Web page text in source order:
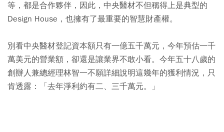
等，都是合作夥伴，因此，中央醫材不但稱得上是典型的
Design House，也擁有了最重要的智慧財產權。
別看中央醫材登記資本額只有一億五千萬元，今年預估一千
萬美元的營業額，卻還是讓業界不敢小看。今年五十八歲的
創辦人兼總經理林智一不願詳細說明這幾年的獲利情況，只
肯透露：「去年淨利約有二、三千萬元。」